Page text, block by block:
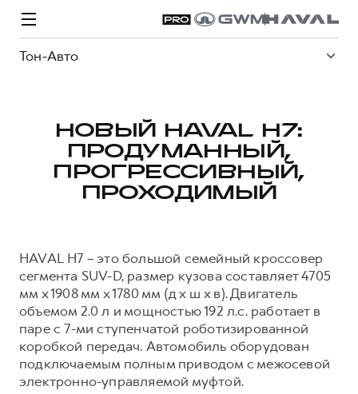
Тон-Авто
Модели
от 2 499 000 ₽ от 4 049 000 ₽
Покупателям
Автомобили в наличии
Конфигуратор HAVAL
Аксессуары HAVAL
Каталоги и прайс-листы
Программа «HAVAL Защита+»
Тест-драйв
Владельцам
Все о сервисе
Запись на сервис
Моторное масло
Стоимость ТО
СЕРВИСНОЕ ОБСЛУЖИВАНИЕ
Спецпредложения
Покупателям
Владельцам
О дилере
О бренде
Новости
О GWM
ИНФОРМАЦИЯ О ДИЛЕРЕ
О дилере
НОВЫЙ HAVAL H7:
ПРОДУМАННЫЙ,
ПРОГРЕССИВНЫЙ,
ПРОХОДИМЫЙ
HAVAL H7 – это большой семейный кроссовер
сегмента SUV-D, размер кузова составляет 4705
мм х 1908 мм х 1780 мм (д х ш х в). Двигатель
объемом 2.0 л и мощностью 192 л.с. работает в
паре с 7-ми ступенчатой роботизированной
коробкой передач. Автомобиль оборудован
подключаемым полным приводом с межосевой
электронно-управляемой муфтой.